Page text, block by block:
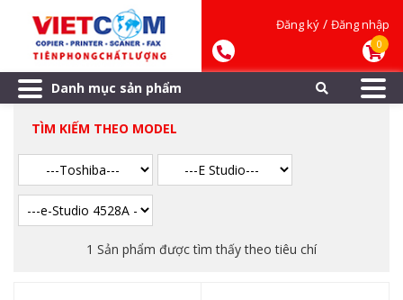
Đăng ký / Đăng nhập
0
Danh mục sản phẩm
TÌM KIẾM THEO MODEL
1 Sản phẩm được tìm thấy theo tiêu chí